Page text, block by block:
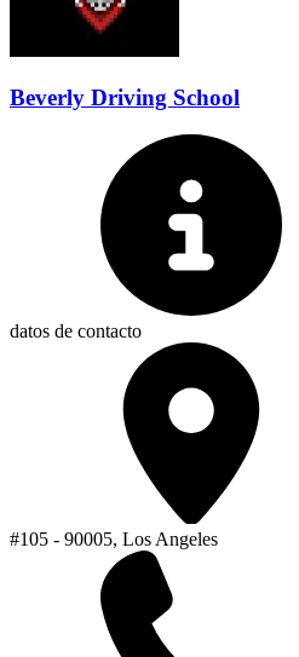
Beverly Driving School
datos de contacto
#105 - 90005, Los Angeles